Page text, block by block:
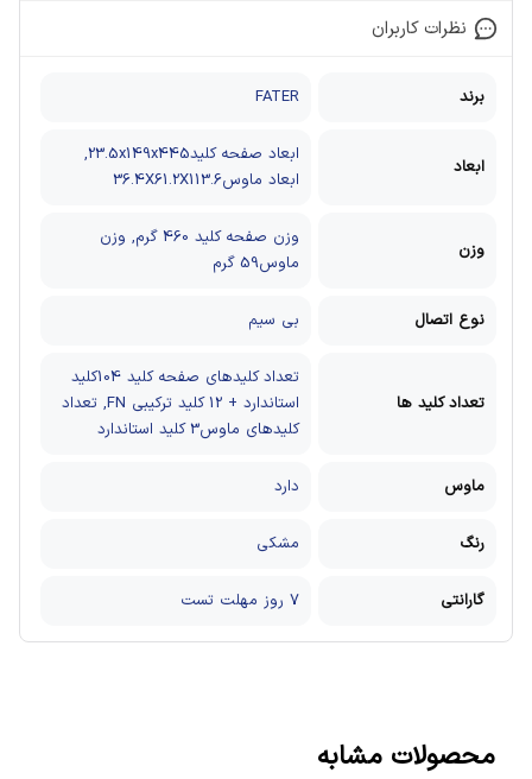
نظرات کاربران
برند FATER
ابعاد
ابعاد صفحه کلید23.5x149x445,
ابعاد ماوس36.4X61.2X113.6
وزن
وزن صفحه کلید 460 گرم, وزن
ماوس59 گرم
نوع اتصال بی سیم
تعداد کلید ها
تعداد کلیدهای صفحه کلید 104کلید
استاندارد + 12 کلید ترکیبی FN, تعداد
کلیدهای ماوس3 کلید استاندارد
ماوس دارد
رنگ مشکی
گارانتی 7 روز مهلت تست
محصولات مشابه